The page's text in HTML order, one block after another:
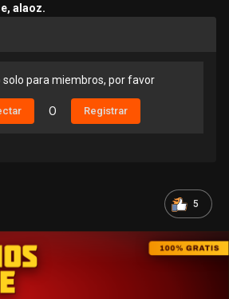
alaoz.
solo para miembros, por favor
O Registrar
5